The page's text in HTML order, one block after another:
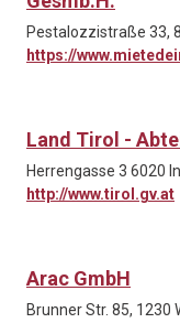
Pestalozzistraße 33,
https://
Land Tirol -
Herrengasse 3 6020
http://www.tirol.gv.at
Arac GmbH
Brunner Str. 85, 1230